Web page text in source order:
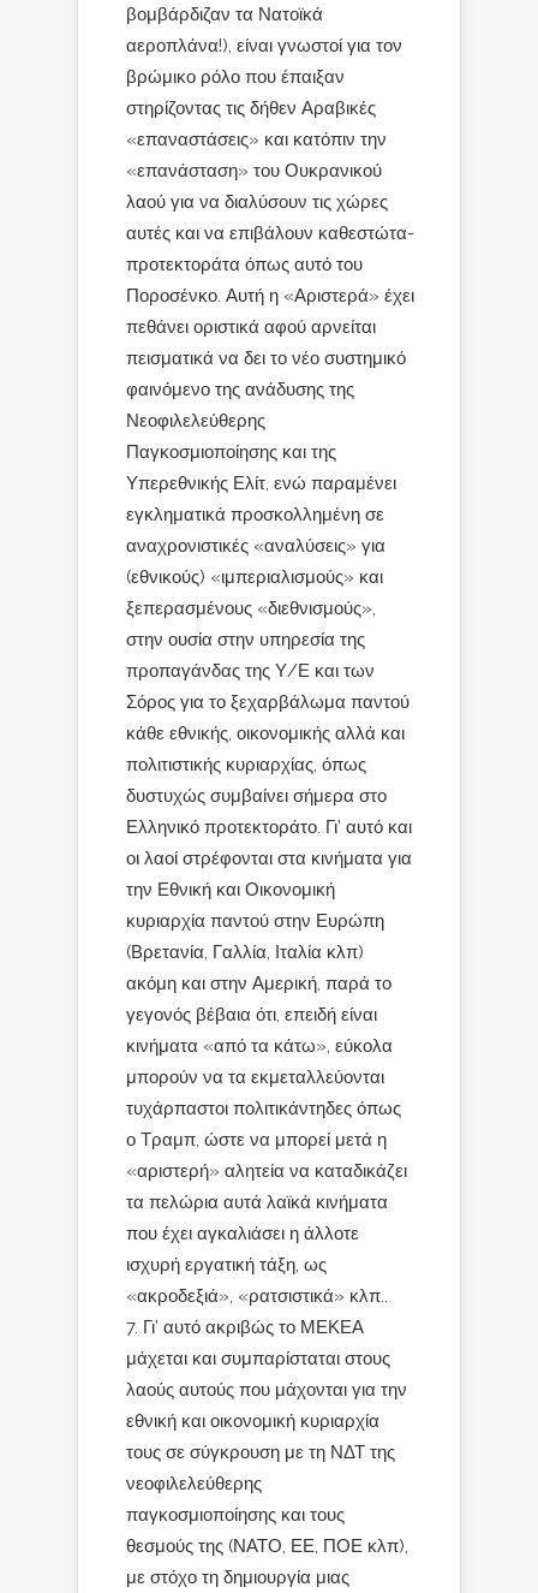
βομβάρδιζαν τα Νατοϊκά
αεροπλάνα!), είναι γνωστοί για τον
βρώμικο ρόλο που έπαιξαν
στηρίζοντας τις δήθεν Αραβικές
«επαναστάσεις» και κατόπιν την
«επανάσταση» του Ουκρανικού
λαού για να διαλύσουν τις χώρες
αυτές και να επιβάλουν καθεστώτα-
προτεκτοράτα όπως αυτό του
Ποροσένκο. Αυτή η «Αριστερά» έχει
πεθάνει οριστικά αφού αρνείται
πεισματικά να δει το νέο συστημικό
φαινόμενο της ανάδυσης της
Νεοφιλελεύθερης
Παγκοσμιοποίησης και της
Υπερεθνικής Ελίτ, ενώ παραμένει
εγκληματικά προσκολλημένη σε
αναχρονιστικές «αναλύσεις» για
(εθνικούς) «ιμπεριαλισμούς» και
ξεπερασμένους «διεθνισμούς»,
στην ουσία στην υπηρεσία της
προπαγάνδας της Υ/Ε και των
Σόρος για το ξεχαρβάλωμα παντού
κάθε εθνικής, οικονομικής αλλά και
πολιτιστικής κυριαρχίας, όπως
δυστυχώς συμβαίνει σήμερα στο
Ελληνικό προτεκτοράτο. Γι’ αυτό και
οι λαοί στρέφονται στα κινήματα για
την Εθνική και Οικονομική
κυριαρχία παντού στην Ευρώπη
(Βρετανία, Γαλλία, Ιταλία κλπ)
ακόμη και στην Αμερική, παρά το
γεγονός βέβαια ότι, επειδή είναι
κινήματα «από τα κάτω», εύκολα
μπορούν να τα εκμεταλλεύονται
τυχάρπαστοι πολιτικάντηδες όπως
ο Τραμπ, ώστε να μπορεί μετά η
«αριστερή» αλητεία να καταδικάζει
τα πελώρια αυτά λαϊκά κινήματα
που έχει αγκαλιάσει η άλλοτε
ισχυρή εργατική τάξη, ως
«ακροδεξιά», «ρατσιστικά» κλπ..
Γι’ αυτό ακριβώς το ΜΕΚΕΑ
μάχεται και συμπαρίσταται στους
λαούς αυτούς που μάχονται για την
εθνική και οικονομική κυριαρχία
τους σε σύγκρουση με τη ΝΔΤ της
νεοφιλελεύθερης
παγκοσμιοποίησης και τους
θεσμούς της (ΝΑΤΟ, ΕΕ, ΠΟΕ κλπ),
με στόχο τη δημιουργία μιας